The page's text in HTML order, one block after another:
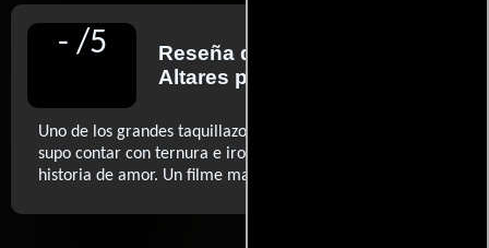
- /5 Reseña de
Altares para Diario El País
Uno de los grandes taquillazos de los ochenta. Rob Reiner
supo contar con ternura e ironía una delirante y bonita
historia de amor. Un filme magnífico.